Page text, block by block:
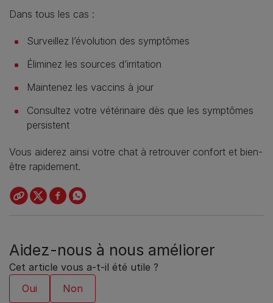
Dans tous les cas :
Surveillez l’évolution des symptômes
Éliminez les sources d’irritation
Maintenez les vaccins à jour
Consultez votre vétérinaire dès que les symptômes
persistent
Vous aiderez ainsi votre chat à retrouver confort et bien-
être rapidement.
Aidez-nous à nous améliorer
Cet article vous a-t-il été utile ?